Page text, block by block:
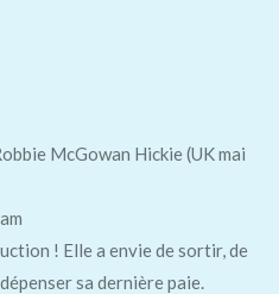
McGowan Hickie (UK mai
! Elle a envie de sortir, de
sa dernière paie.